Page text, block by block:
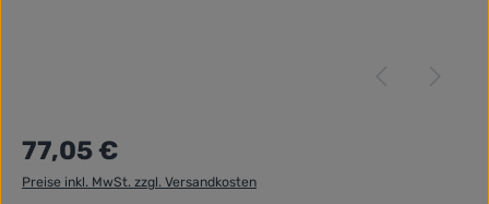
Regulärer Preis:
77,05 €
Preise inkl. MwSt. zzgl. Versandkosten